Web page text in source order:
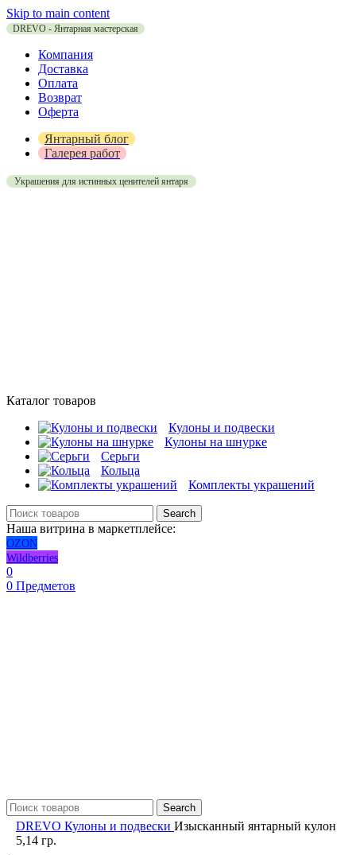
Skip to main content
DREVO - Янтарная мастерская
Компания
Доставка
Оплата
Возврат
Оферта
Янтарный блог
Галерея работ
Украшения для истинных ценителей янтаря
Каталог товаров
Кулоны и подвески
Кулоны на шнурке
Серьги
Кольца
Комплекты украшений
Search
Наша витрина в маркетплейсе:
OZON
Wildberries
0
0 Предметов
Search
DREVO Кулоны и подвески Изысканный янтарный кулон
5,14 гр.